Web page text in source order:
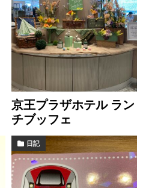
京王プラザホテル ラン
チブッフェ
日記